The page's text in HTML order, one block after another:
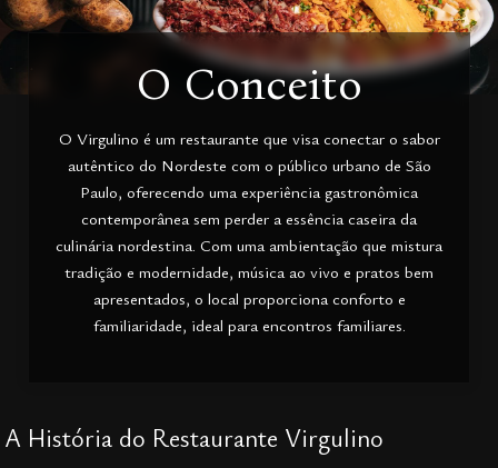
O Conceito
O Virgulino é um restaurante que visa conectar o sabor
autêntico do Nordeste com o público urbano de São
Paulo, oferecendo uma experiência gastronômica
contemporânea sem perder a essência caseira da
culinária nordestina. Com uma ambientação que mistura
tradição e modernidade, música ao vivo e pratos bem
apresentados, o local proporciona conforto e
familiaridade, ideal para encontros familiares.
A História do Restaurante Virgulino